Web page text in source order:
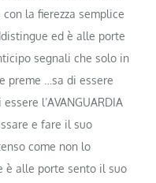
con la fierezza semplice
ed è alle porte
segnali che solo in
preme …sa di essere
l’AVANGUARDIA
e fare il suo
come non lo
è alle porte sento il suo